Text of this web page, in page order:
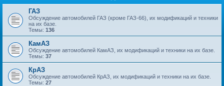
ГАЗ
Обсуждение автомобилей ГАЗ (кроме ГАЗ-66), их модификаций и техники
на их базе.
Темы: 136
КамАЗ
Обсуждение автомобилей КамАЗ, их модификаций и техники на их базе.
Темы: 37
КрАЗ
Обсуждение автомобилей КрАЗ, их модификаций и техники на их базе.
Темы: 27